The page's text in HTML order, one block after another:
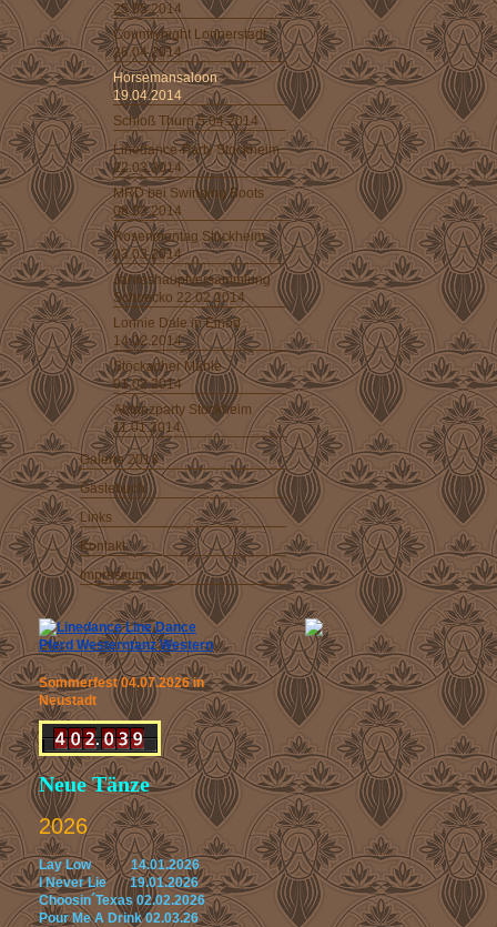
25.05.2014
Countrynight Lonnerstadt
26.04.2014
Horsemansaloon
19.04.2014
Schloß Thurn 5.04.2014
Linedance-Party Stockheim
22.03.2014
MRD bei Swinging Boots
08.03.2014
Rosenmontag Stockheim
03.03.2014
Jahreshauptversammlung
Schnecko 22.02.2014
Lonnie Dale in Einöd
14.02.2014
Stöckacher Mühle
01.02.2014
Abtanzparty Stockheim
11.01.2014
Galerie 2013
Gästebuch
Links
Kontakt
Impressum
Sommerfest 04.07.2026 in
Neustadt
Neue Tänze
2026
Lay Low 14.01.2026
I Never Lie 19.01.2026
Choosin´Texas 02.02.2026
Pour Me A Drink 02.03.26